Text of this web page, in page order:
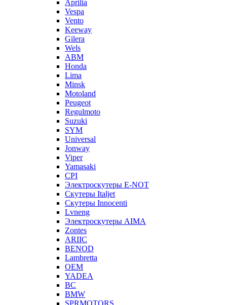
Aprilia
Vespa
Vento
Keeway
Gilera
Wels
ABM
Honda
Lima
Minsk
Motoland
Peugeot
Regulmoto
Suzuki
SYM
Universal
Jonway
Viper
Yamasaki
CPI
Электроскутеры E-NOT
Скутеры Italjet
Скутеры Innocenti
Lvneng
Электроскутеры AIMA
Zontes
ARIIC
BENOD
Lambretta
OEM
YADEA
BC
BMW
SPRMOTORS